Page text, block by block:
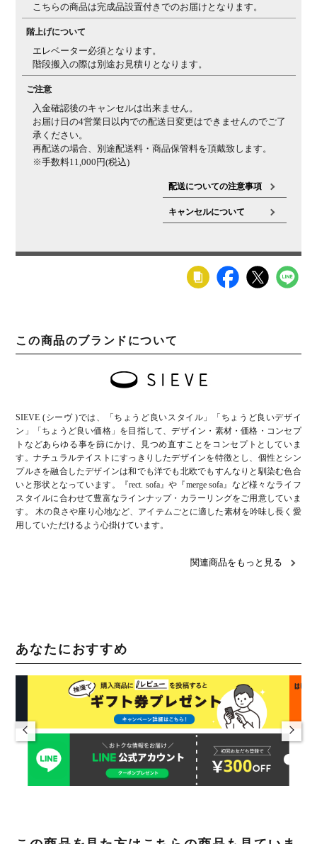
こちらの商品は完成品設置付きでのお届けとなります。
階上げについて
エレベーター必須となります。
階段搬入の際は別途お見積りとなります。
ご注意
入金確認後のキャンセルは出来ません。
お届け日の4営業日以内での配送日変更はできませんのでご了
承ください。
再配送の場合、別途配送料・商品保管料を頂戴致します。
※手数料11,000円(税込)
配送についての注意事項
キャンセルについて
この商品のブランドについて
SIEVE (シーヴ )では、「ちょうど良いスタイル」「ちょうど良いデザイ
ン」「ちょうど良い価格」を目指して、デザイン・素材・価格・コンセプ
トなどあらゆる事を篩にかけ、見つめ直すことをコンセプトとしていま
す。ナチュラルテイストにすっきりしたデザインを特徴とし、個性とシン
プルさを融合したデザインは和でも洋でも北欧でもすんなりと馴染む色合
いと形状となっています。『rect. sofa』や『merge sofa』など様々なライフ
スタイルに合わせて豊富なラインナップ・カラーリングをご用意していま
す。 木の良さや座り心地など、アイテムごとに適した素材を吟味し長く愛
用していただけるよう心掛けています。
関連商品をもっと見る
あなたにおすすめ